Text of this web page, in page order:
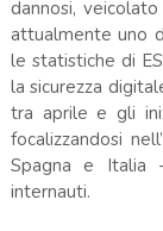
dannosi,
attualmente uno
le statistiche di
la sicurezza
tra aprile e gli
focalizzandosi
Spagna e Italia
internauti.